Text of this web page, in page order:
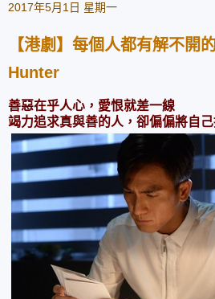
2017年5月1日 星期一
【港劇】每個人都有解不開
Hunter
善惡在乎人心，愛恨就差一線
竭力追求真與善的人，卻偏偏將自